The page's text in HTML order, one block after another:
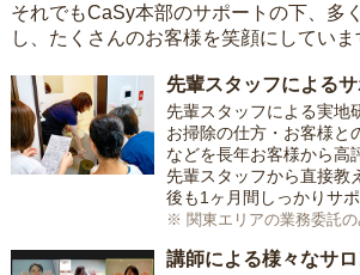
それでもCaSy本部のサポートの下、多
し、たくさんのお客様を笑顔にしていま
先輩スタッフによる
先輩スタッフによる実地
お掃除の仕方・お客様と
などを長年お客様から高
先輩スタッフから直接教
後も1ヶ月間しっかりサポ
※ 関東エリアの業務委託の
講師による様々なサ